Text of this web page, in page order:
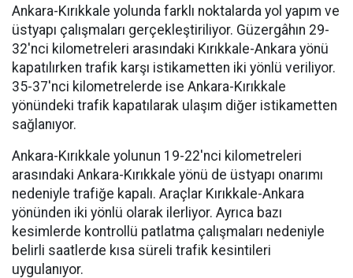
Ankara-Kırıkkale yolunda farklı noktalarda yol yapım ve
üstyapı çalışmaları gerçekleştiriliyor. Güzergâhın 29-
32'nci kilometreleri arasındaki Kırıkkale-Ankara yönü
kapatılırken trafik karşı istikametten iki yönlü veriliyor.
35-37'nci kilometrelerde ise Ankara-Kırıkkale
yönündeki trafik kapatılarak ulaşım diğer istikametten
sağlanıyor.
Ankara-Kırıkkale yolunun 19-22'nci kilometreleri
arasındaki Ankara-Kırıkkale yönü de üstyapı onarımı
nedeniyle trafiğe kapalı. Araçlar Kırıkkale-Ankara
yönünden iki yönlü olarak ilerliyor. Ayrıca bazı
kesimlerde kontrollü patlatma çalışmaları nedeniyle
belirli saatlerde kısa süreli trafik kesintileri
uygulanıyor.